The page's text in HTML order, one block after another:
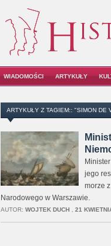
WIADOMOŚCI ARTYKUŁY
ARTYKUŁY Z TAGIEM:: "SIMON DE
jego
morze
Narodowego w Warszawie.
AUTOR: WOJTEK DUCH, 21